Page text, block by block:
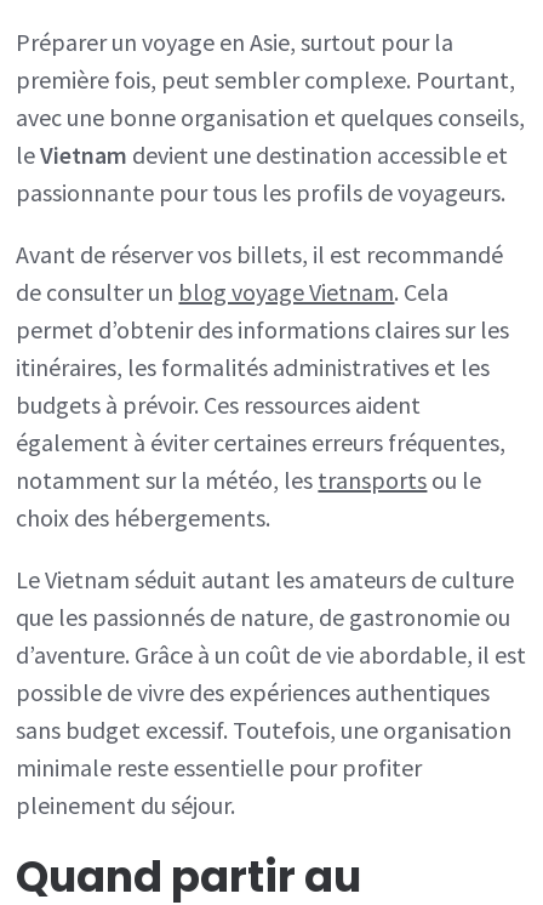
Préparer un voyage en Asie, surtout pour la
première fois, peut sembler complexe. Pourtant,
avec une bonne organisation et quelques conseils,
leVietnam devient une destination accessible et
passionnante pour tous les profils de voyageurs.
Avant de réserver vos billets, il est recommandé
de consulter un blog voyage Vietnam. Cela
permet d’obtenir des informations claires sur les
itinéraires, les formalités administratives et les
budgets à prévoir. Ces ressources aident
également à éviter certaines erreurs fréquentes,
notamment sur la météo, les transports ou le
choix des hébergements.
Le Vietnam séduit autant les amateurs de culture
que les passionnés de nature, de gastronomie ou
d’aventure. Grâce à un coût de vie abordable, il est
possible de vivre des expériences authentiques
sans budget excessif. Toutefois, une organisation
minimale reste essentielle pour profiter
pleinement du séjour.
Quand partir au